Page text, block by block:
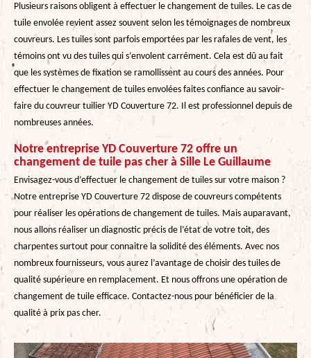
Plusieurs raisons obligent à effectuer le changement de tuiles. Le cas de
tuile envolée revient assez souvent selon les témoignages de nombreux
couvreurs. Les tuiles sont parfois emportées par les rafales de vent, les
témoins ont vu des tuiles qui s’envolent carrément. Cela est dû au fait
que les systèmes de fixation se ramollissent au cours des années. Pour
effectuer le changement de tuiles envolées faites confiance au savoir-
faire du couvreur tuilier YD Couverture 72. Il est professionnel depuis de
nombreuses années.
Notre entreprise YD Couverture 72 offre un
changement de tuile pas cher à Sille Le Guillaume
Envisagez-vous d’effectuer le changement de tuiles sur votre maison ?
Notre entreprise YD Couverture 72 dispose de couvreurs compétents
pour réaliser les opérations de changement de tuiles. Mais auparavant,
nous allons réaliser un diagnostic précis de l’état de votre toit, des
charpentes surtout pour connaitre la solidité des éléments. Avec nos
nombreux fournisseurs, vous aurez l’avantage de choisir des tuiles de
qualité supérieure en remplacement. Et nous offrons une opération de
changement de tuile efficace. Contactez-nous pour bénéficier de la
qualité à prix pas cher.